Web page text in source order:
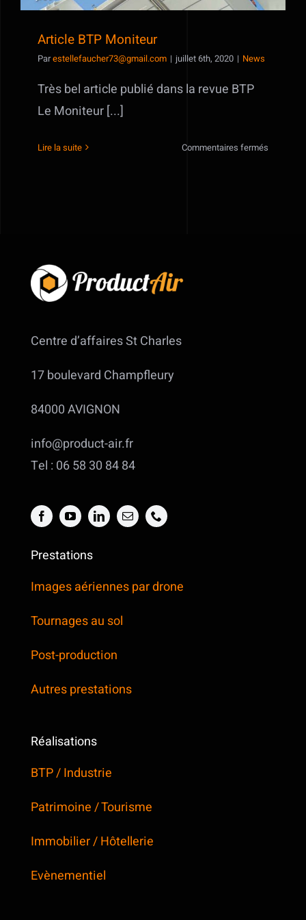
Article BTP Moniteur
Parestellefaucher73@gmail.com | juillet 6th, 2020 | News
Très bel article publié dans la revue BTP
Le Moniteur [...]
Lire la suite Commentaires fermés
Centre d’affaires St Charles
17 boulevard Champfleury
84000 AVIGNON
info@product-air.fr
Tel : 06 58 30 84 84
Prestations
Images aériennes par drone
Tournages au sol
Post-production
Autres prestations
Réalisations
BTP / Industrie
Patrimoine / Tourisme
Immobilier / Hôtellerie
Evènementiel